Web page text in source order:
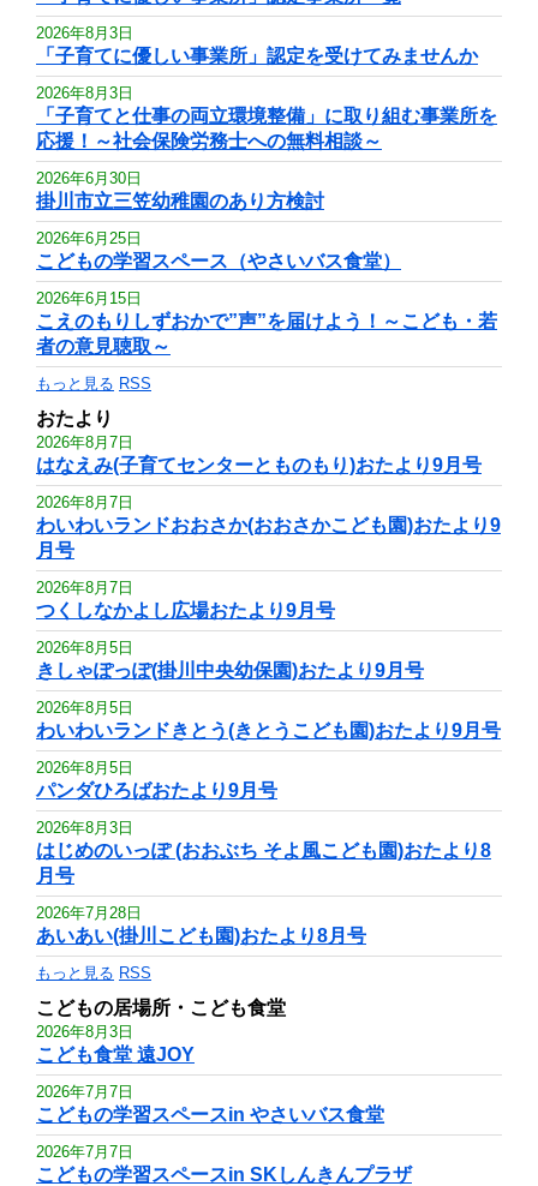
2026年8月3日
「子育てに優しい事業所」認定を受けてみませんか
2026年8月3日
「子育てと仕事の両立環境整備」に取り組む事業所を
応援！～社会保険労務士への無料相談～
2026年6月30日
掛川市立三笠幼稚園のあり方検討
2026年6月25日
こどもの学習スペース（やさいバス食堂）
2026年6月15日
こえのもりしずおかで”声”を届けよう！～こども・若
者の意見聴取～
もっと見る RSS
おたより
2026年8月7日
はなえみ(子育てセンターとものもり)おたより9月号
2026年8月7日
わいわいランドおおさか(おおさかこども園)おたより9
月号
2026年8月7日
つくしなかよし広場おたより9月号
2026年8月5日
きしゃぽっぽ(掛川中央幼保園)おたより9月号
2026年8月5日
わいわいランドきとう(きとうこども園)おたより9月号
2026年8月5日
パンダひろばおたより9月号
2026年8月3日
はじめのいっぽ (おおぶち そよ風こども園)おたより8
月号
2026年7月28日
あいあい(掛川こども園)おたより8月号
もっと見る RSS
こどもの居場所・こども食堂
2026年8月3日
こども食堂 遠JOY
2026年7月7日
こどもの学習スペースin やさいバス食堂
2026年7月7日
こどもの学習スペースin SKしんきんプラザ